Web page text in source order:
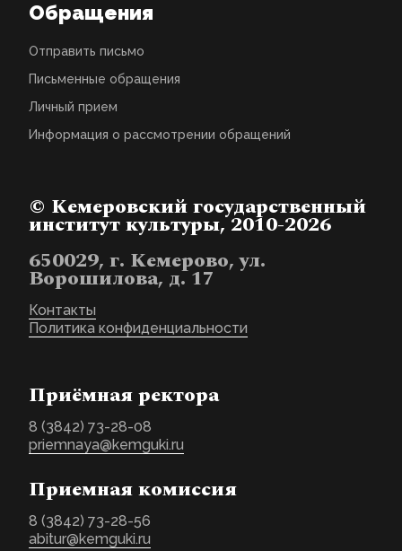
Обращения
Отправить письмо
Письменные обращения
Личный прием
Информация о рассмотрении обращений
© Кемеровский государственный
институт культуры, 2010-2026
650029, г. Кемерово, ул.
Ворошилова, д. 17
Контакты
Политика конфиденциальности
Приёмная ректора
8 (3842) 73-28-08
priemnaya@kemguki.ru
Приемная комиссия
8 (3842) 73-28-56
abitur@kemguki.ru